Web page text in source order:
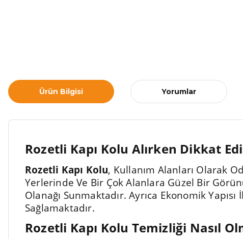
Ürün Bilgisi Yorumlar
Rozetli Kapı Kolu Alırken Dikkat
Rozetli Kapı Kolu, Kullanım Alanları Olarak
Yerlerinde Ve Bir Çok Alanlara Güzel Bir
Olanağı Sunmaktadır. Ayrıca Ekonomik
Sağlamaktadır.
Rozetli Kapı Kolu Temizliği Nasıl